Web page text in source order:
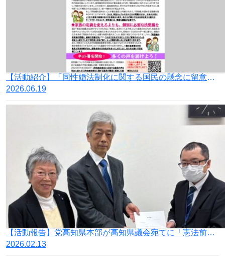
【活動紹介】「同性婚法制化に関する国民の懸念に留意した統一判断を求める署名」ご協力のお願い
2026.06.19
【活動報告】党高知県本部が高知県議会宛てに「憲法前文 平和を愛する諸国民に該当しない国に対して憲法解釈を変更し、憲法九条の適用除外を求める意見書の国会への提出を求める陳情」を提出
2026.02.13